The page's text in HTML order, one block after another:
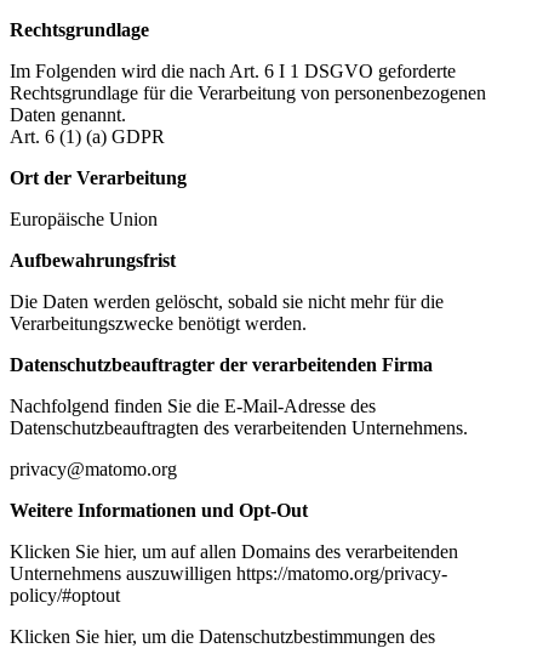
Rechtsgrundlage
Im Folgenden wird die nach Art. 6 I 1 DSGVO geforderte
Rechtsgrundlage für die Verarbeitung von personenbezogenen
Daten genannt.
Art. 6 (1) (a) GDPR
Ort der Verarbeitung
Europäische Union
Aufbewahrungsfrist
Die Daten werden gelöscht, sobald sie nicht mehr für die
Verarbeitungszwecke benötigt werden.
Datenschutzbeauftragter der verarbeitenden Firma
Nachfolgend finden Sie die E-Mail-Adresse des
Datenschutzbeauftragten des verarbeitenden Unternehmens.
privacy@matomo.org
Weitere Informationen und Opt-Out
Klicken Sie hier, um auf allen Domains des verarbeitenden
Unternehmens auszuwilligen https://matomo.org/privacy-
policy/#optout
Klicken Sie hier, um die Datenschutzbestimmungen des